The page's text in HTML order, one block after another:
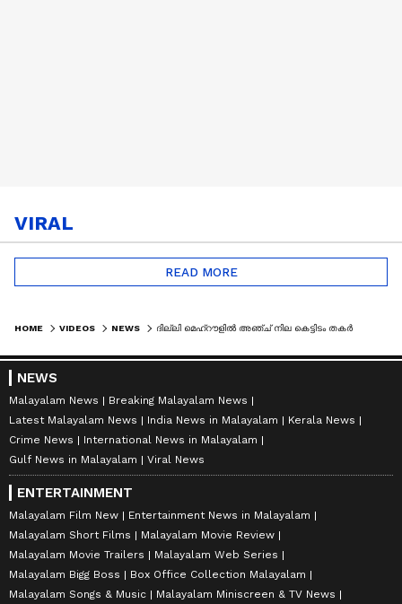
VIRAL
READ MORE
HOME VIDEOS NEWS
NEWS
Malayalam News
Breaking Malayalam News
Latest Malayalam News
India News in Malayalam
Kerala News
Crime News
International News in Malayalam
Gulf News in Malayalam
Viral News
ENTERTAINMENT
Malayalam Film New
Entertainment News in Malayalam
Malayalam Short Films
Malayalam Movie Review
Malayalam Movie Trailers
Malayalam Web Series
Malayalam Bigg Boss
Box Office Collection Malayalam
Malayalam Songs & Music
Malayalam Miniscreen & TV News